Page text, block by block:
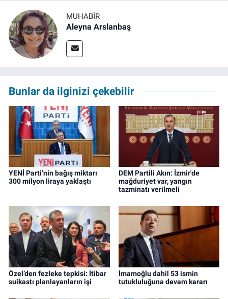
MUHABIR
Aleyna Arslanbaş
Bunlar da ilginizi çekebilir
YENİ Parti’nin bağış miktarı
300 milyon liraya yaklaştı
DEM Partili Akın: İzmir'de
mağduriyet var, yangın
tazminatı verilmeli
Özel’den fezleke tepkisi: İtibar
suikastı planlayanların işi
İmamoğlu dahil 53 ismin
tutukluluğuna devam kararı